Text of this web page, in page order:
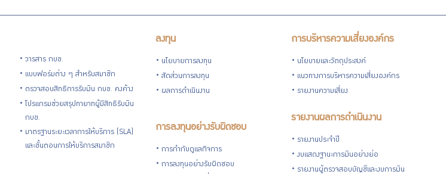
วารสาร กบข.
แบบฟอร์มต่าง ๆ สำหรับสมาชิก
ตรวจสอบสิทธิการรับเงิน กบข. คงค้าง
โปรแกรมช่วยสรุปทายาทผู้มีสิทธิรับเงิน
กบข.
มาตรฐานระยะเวลาการให้บริการ (SLA)
และขั้นตอนการให้บริการสมาชิก
ลงทุน
นโยบายการลงทุน
สัดส่วนการลงทุน
ผลการดำเนินงาน
การลงทุนอย่างรับผิดชอบ
การกำกับดูแลกิจการ
การลงทุนอย่างรับผิดชอบ
การบริหารความเสี่ยงองค์กร
นโยบายและวัตถุประสงค์
แนวทางการบริหารความเสี่ยงองค์กร
รายงานความเสี่ยง
รายงานผลการดำเนินงาน
รายงานประจำปี
งบแสดงฐานะการเงินอย่างย่อ
รายงานผู้ตรวจสอบบัญชีและงบการเงิน